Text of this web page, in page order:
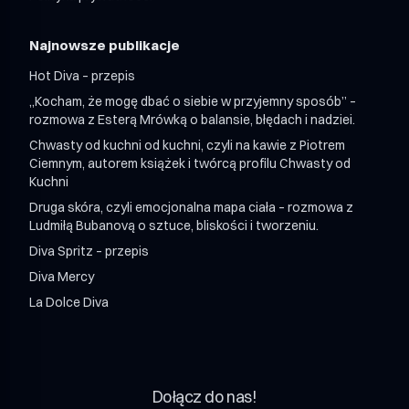
Najnowsze publikacje
Hot Diva – przepis
„Kocham, że mogę dbać o siebie w przyjemny sposób” –
rozmowa z Esterą Mrówką o balansie, błędach i nadziei.
Chwasty od kuchni od kuchni, czyli na kawie z Piotrem
Ciemnym, autorem książek i twórcą profilu Chwasty od
Kuchni
Druga skóra, czyli emocjonalna mapa ciała – rozmowa z
Ludmiłą Bubanovą o sztuce, bliskości i tworzeniu.
Diva Spritz – przepis
Diva Mercy
La Dolce Diva
Dołącz do nas!